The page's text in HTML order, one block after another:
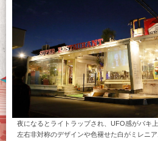
夜になるとライトラップされ、UFO感がバキ上
左右非対称のデザインや色褪せた白がミレニ